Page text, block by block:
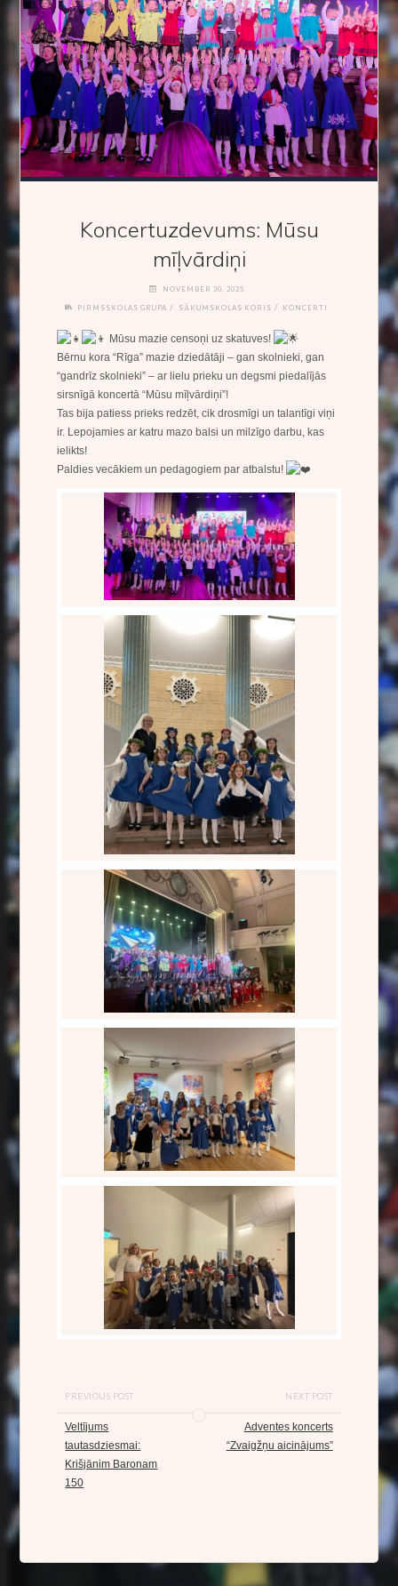
Koncertuzdevums: Mūsu
mīļvārdiņi
NOVEMBER 30, 2025
PIRMSSKOLAS GRUPA / SĀKUMSKOLAS KORIS / KONCERTI
Mūsu mazie censoņi uz skatuves!
Bērnu kora “Rīga” mazie dziedātāji – gan skolnieki, gan
“gandrīz skolnieki” – ar lielu prieku un degsmi piedalījās
sirsnīgā koncertā “Mūsu mīļvārdiņi”!
Tas bija patiess prieks redzēt, cik drosmīgi un talantīgi viņi
ir. Lepojamies ar katru mazo balsi un milzīgo darbu, kas
ielikts!
Paldies vecākiem un pedagogiem par atbalstu!
PREVIOUS POST
Veltījums
tautasdziesmai:
Krišjānim Baronam
150
NEXT POST
Adventes koncerts
“Zvaigžņu aicinājums”